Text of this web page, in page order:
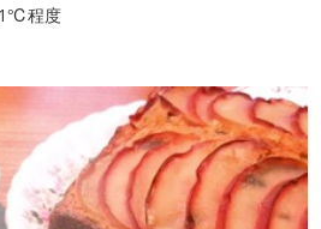
程度